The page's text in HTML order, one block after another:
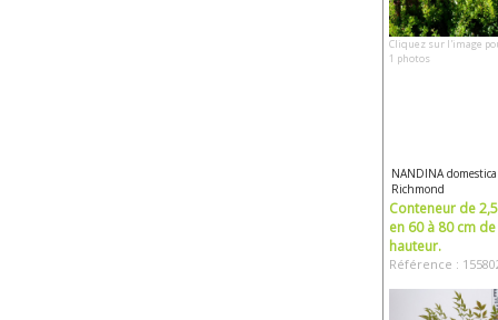
Cliquez sur l'image
1 photos
NANDINA domestica
Richmond
Conteneur de
en 60 à 80 cm de
hauteur.
Référence :